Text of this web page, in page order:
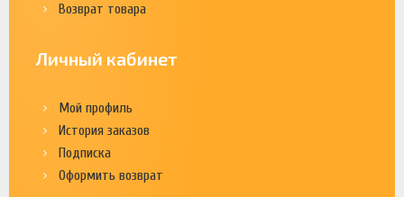
Возврат товара
Личный кабинет
Мой профиль
История заказов
Подписка
Оформить возврат